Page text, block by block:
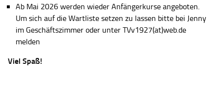
Ab Mai 2026 werden wieder Anfängerkurse angeboten.
Um sich auf die Wartliste setzen zu lassen bitte bei Jenny
im Geschäftszimmer oder unter TVv1927(at)web.de
melden
Viel Spaß!